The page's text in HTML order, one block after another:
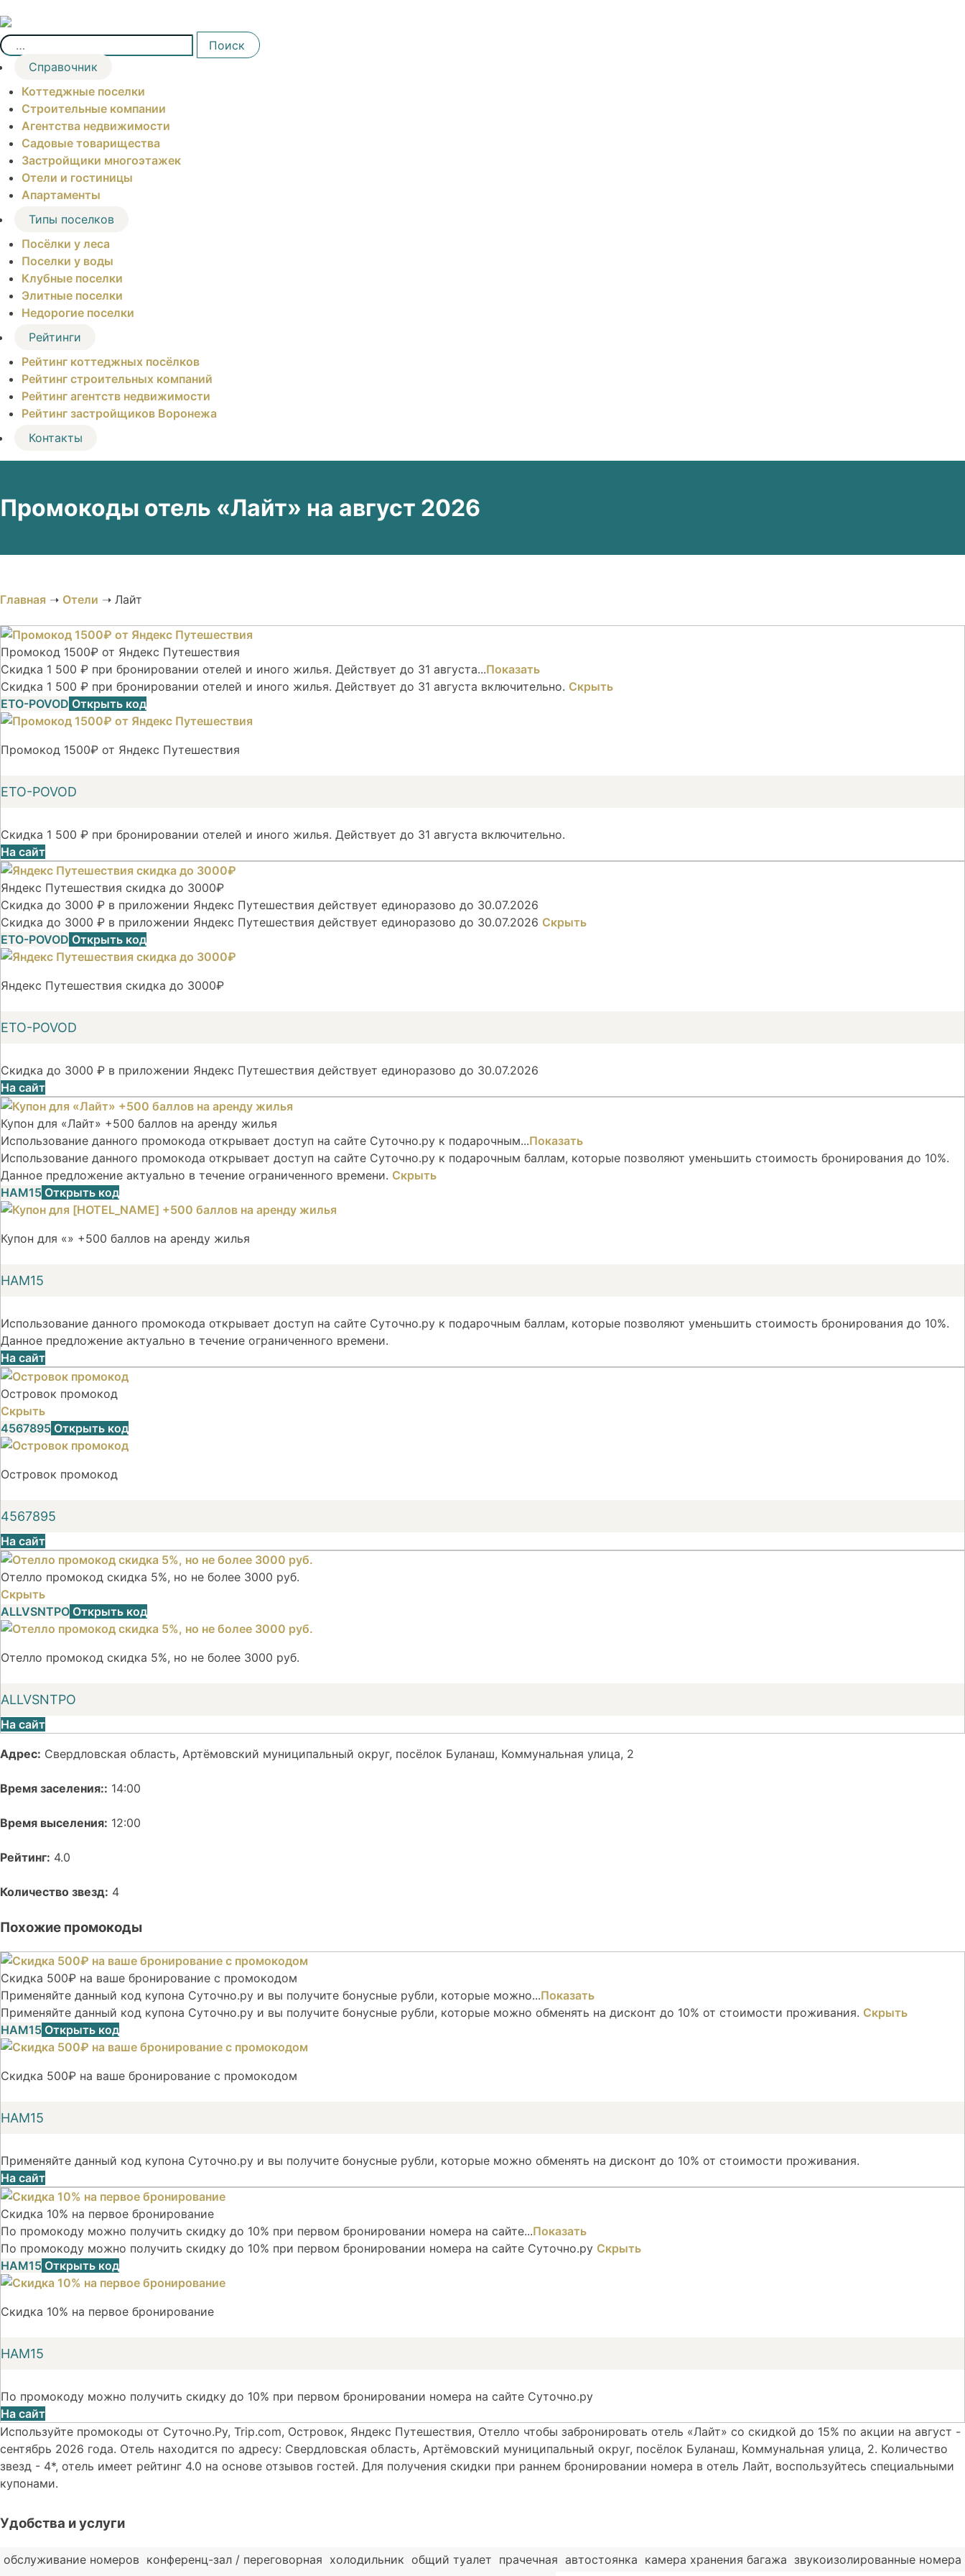
to
content
Найти:
Поиск
Справочник
Коттеджные поселки
Строительные компании
Агентства недвижимости
Садовые товарищества
Застройщики многоэтажек
Отели и гостиницы
Апартаменты
Типы поселков
Посёлки у леса
Поселки у воды
Клубные поселки
Элитные поселки
Недорогие поселки
Рейтинги
Рейтинг коттеджных посёлков
Рейтинг строительных компаний
Рейтинг агентств недвижимости
Рейтинг застройщиков Воронежа
Контакты
Промокоды отель «Лайт» на август 2026
Главная ➝ Отели ➝ Лайт
Промокод 1500₽ от Яндекс Путешествия
Скидка 1 500 ₽ при бронировании отелей и иного жилья. Действует до 31 августа...Показать
Скидка 1 500 ₽ при бронировании отелей и иного жилья. Действует до 31 августа включительно. Скрыть
ETO-POVOD Открыть код
Промокод 1500₽ от Яндекс Путешествия
ETO-POVOD
Скидка 1 500 ₽ при бронировании отелей и иного жилья. Действует до 31 августа включительно.
На сайт
Яндекс Путешествия скидка до 3000₽
Скидка до 3000 ₽ в приложении Яндекс Путешествия действует единоразово до 30.07.2026
Скидка до 3000 ₽ в приложении Яндекс Путешествия действует единоразово до 30.07.2026 Скрыть
ETO-POVOD Открыть код
Яндекс Путешествия скидка до 3000₽
ETO-POVOD
Скидка до 3000 ₽ в приложении Яндекс Путешествия действует единоразово до 30.07.2026
На сайт
Купон для «Лайт» +500 баллов на аренду жилья
Использование данного промокода открывает доступ на сайте Суточно.ру к подарочным...Показать
Использование данного промокода открывает доступ на сайте Суточно.ру к подарочным баллам, которые позволяют уменьшить стоимость бронирования до 10%.
Данное предложение актуально в течение ограниченного времени. Скрыть
НАМ15 Открыть код
Купон для «» +500 баллов на аренду жилья
НАМ15
Использование данного промокода открывает доступ на сайте Суточно.ру к подарочным баллам, которые позволяют уменьшить стоимость бронирования до 10%.
Данное предложение актуально в течение ограниченного времени.
На сайт
Островок промокод
Скрыть
4567895 Открыть код
Островок промокод
4567895
На сайт
Отелло промокод скидка 5%, но не более 3000 руб.
Скрыть
ALLVSNTPO Открыть код
Отелло промокод скидка 5%, но не более 3000 руб.
ALLVSNTPO
На сайт
Адрес: Свердловская область, Артёмовский муниципальный округ, посёлок Буланаш, Коммунальная улица, 2
Время заселения:: 14:00
Время выселения: 12:00
Рейтинг: 4.0
Количество звезд: 4
Похожие промокоды
Скидка 500₽ на ваше бронирование с промокодом
Применяйте данный код купона Суточно.ру и вы получите бонусные рубли, которые можно...Показать
Применяйте данный код купона Суточно.ру и вы получите бонусные рубли, которые можно обменять на дисконт до 10% от стоимости проживания. Скрыть
НАМ15 Открыть код
Скидка 500₽ на ваше бронирование с промокодом
НАМ15
Применяйте данный код купона Суточно.ру и вы получите бонусные рубли, которые можно обменять на дисконт до 10% от стоимости проживания.
На сайт
Скидка 10% на первое бронирование
По промокоду можно получить скидку до 10% при первом бронировании номера на сайте...Показать
По промокоду можно получить скидку до 10% при первом бронировании номера на сайте Суточно.ру Скрыть
НАМ15 Открыть код
Скидка 10% на первое бронирование
НАМ15
По промокоду можно получить скидку до 10% при первом бронировании номера на сайте Суточно.ру
На сайт
Используйте промокоды от Суточно.Ру, Trip.com, Островок, Яндекс Путешествия, Отелло чтобы забронировать отель «Лайт» со скидкой до 15% по акции на август -
сентябрь 2026 года. Отель находится по адресу: Свердловская область, Артёмовский муниципальный округ, посёлок Буланаш, Коммунальная улица, 2. Количество
звезд - 4*, отель имеет рейтинг 4.0 на основе отзывов гостей. Для получения скидки при раннем бронировании номера в отель Лайт, воспользуйтесь специальными
купонами.
Удобства и услуги
обслуживание номеров конференц-зал / переговорная холодильник общий туалет прачечная автостоянка камера хранения багажа звукоизолированные номера